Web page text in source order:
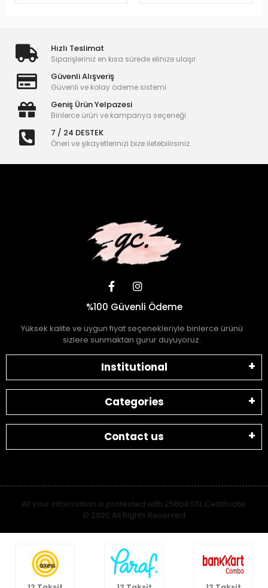
Hızlı Teslimat
Siparişleriniz en kısa sürede elinize ulaşır.
Güvenli Alışveriş
Güvenli ve kolay ödeme sistemi
Geniş Ürün Yelpazesi
Binlerce ürün ve kampanya seçeneği
7 / 24 DESTEK
Öneri ve şikayetlerinizi bize iletebilirsiniz.
%100 Güvenli Ödeme
Yüksek kalite ve uygun fiyat seçenekleriyle binlerce ürünü
sizlere sunmaktan gurur duyuyoruz.
Institutional
Categories
Contact us
All your information is protected with 256bit SSL Certificate.
© 2020 All Rights Reserved